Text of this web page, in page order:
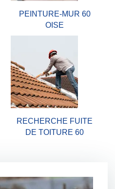
PEINTURE-MUR 60
OISE
RECHERCHE FUITE
DE TOITURE 60